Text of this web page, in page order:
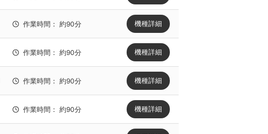
作業時間： 約90分 機種詳細
作業時間： 約90分 機種詳細
作業時間： 約90分 機種詳細
作業時間： 約90分 機種詳細